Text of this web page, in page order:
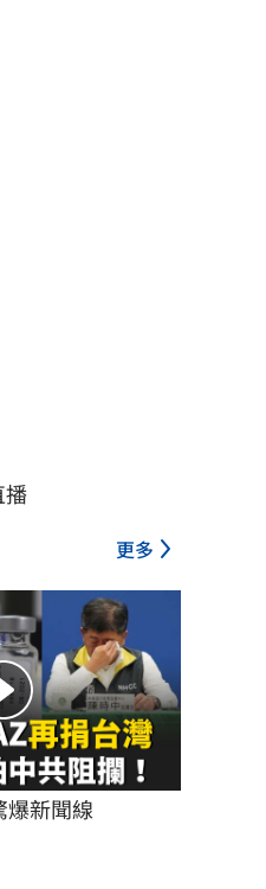
播
更多
爆新聞線